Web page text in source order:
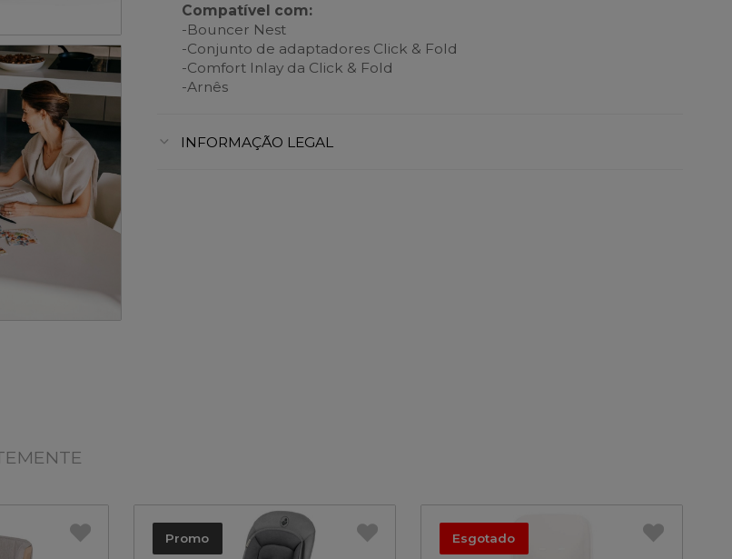
Compatível com:
-Bouncer Nest
-Conjunto de adaptadores Click & Fold
-Comfort Inlay da Click & Fold
-Arnês
INFORMAÇÃO LEGAL
Promo Esgotado